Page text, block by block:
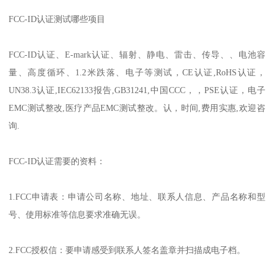
FCC-ID认证测试哪些项目
FCC-ID认证、E-mark认证、辐射、静电、雷击、传导、、电池容
量、高度循环、1.2米跌落、电子等测试，CE认证,RoHS认证，
UN38.3认证,IEC62133报告,GB31241,中国CCC，，PSE认证，电子
EMC测试整改,医疗产品EMC测试整改。认，时间,费用实惠,欢迎咨
询.
FCC-ID认证需要的资料：
1.FCC申请表：申请公司名称、地址、联系人信息、产品名称和型
号、使用标准等信息要求准确无误。
2.FCC授权信：要申请感受到联系人签名盖章并扫描成电子档。